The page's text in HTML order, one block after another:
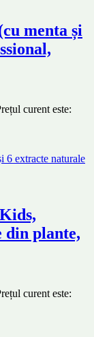
menta și
curent este:
din plante,
curent este: